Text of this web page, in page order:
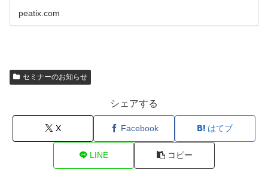
peatix.com
セミナーのお知らせ
シェアする
X Facebook はてブ
LINE コピー